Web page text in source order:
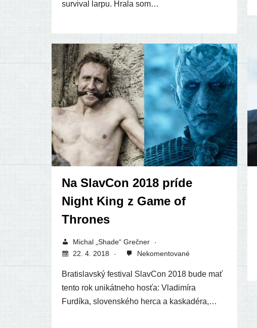
sur­vi­val lar­pu. Hrala som…
Na SlavCon 2018 príde
Night King z Game of
Thrones
Michal „Shade“ Grečner
22. 4. 2018
Nekomentované
Bratislavský fes­ti­val SlavCon 2018 bude mať
ten­to rok uni­kát­ne­ho hos­ťa: Vladimíra
Furdíka, slo­ven­ské­ho her­ca a kaskadéra,…